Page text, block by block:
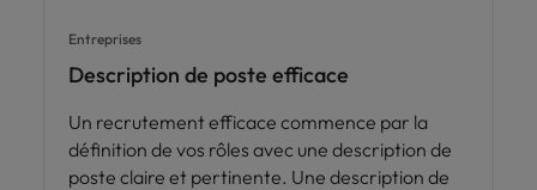
Entreprises
Description de poste efficace
Un recrutement efficace commence par la
définition de vos rôles avec une description de
poste claire et pertinente. Une description de